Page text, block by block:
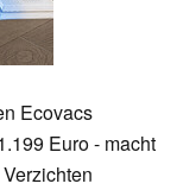
Ecovacs
Euro - macht